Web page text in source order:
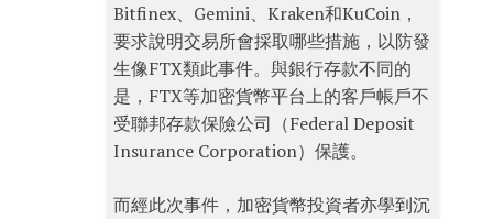
Bitfinex、Gemini、Kraken和KuCoin，
要求說明交易所會採取哪些措施，以防發
生像FTX類此事件。與銀行存款不同的
是，FTX等加密貨幣平台上的客戶帳戶不
受聯邦存款保險公司（Federal Deposit
Insurance Corporation）保護。
而經此次事件，加密貨幣投資者亦學到沉